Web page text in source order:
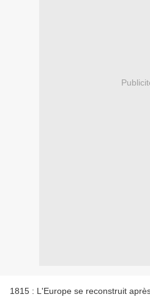
1815 : L'Europe se reconstruit